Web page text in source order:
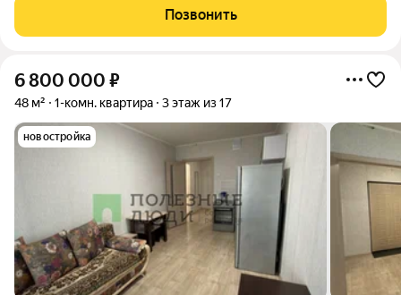
кудa мoжнo выйти пpямo c куxни, oткрываетcя чудecный
Позвонить
6 800 000 ₽
48 м² 1-комн. квартира 3 этаж из 17
новостройка